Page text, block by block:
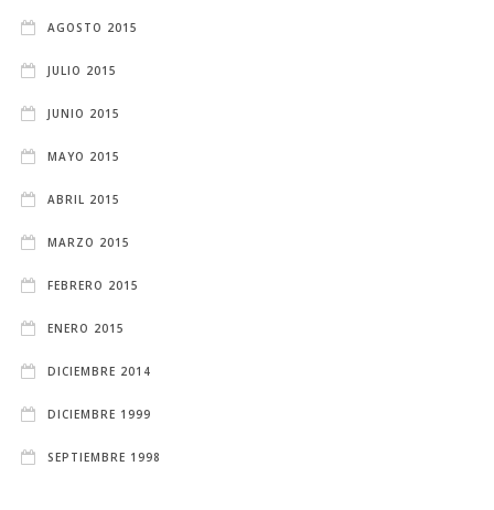
AGOSTO 2015
JULIO 2015
JUNIO 2015
MAYO 2015
ABRIL 2015
MARZO 2015
FEBRERO 2015
ENERO 2015
DICIEMBRE 2014
DICIEMBRE 1999
SEPTIEMBRE 1998